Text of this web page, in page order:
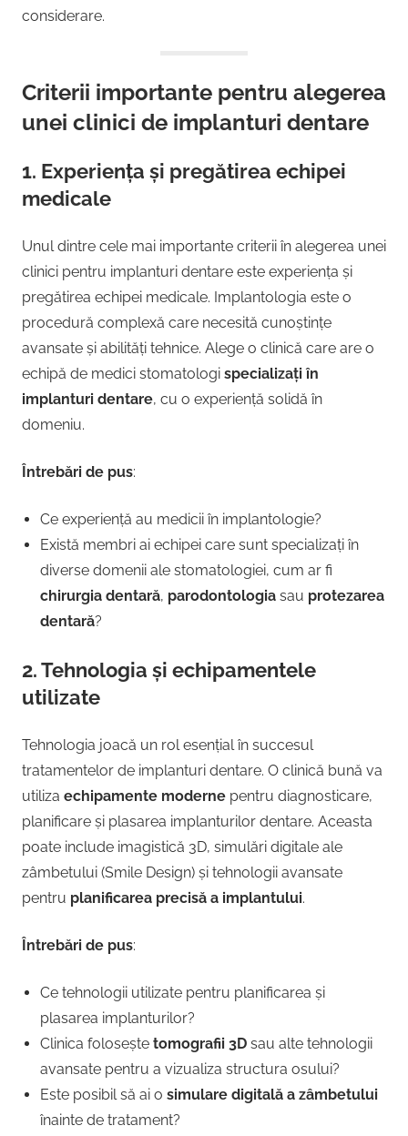
considerare.
Criterii importante pentru alegerea
unei clinici de implanturi dentare
1. Experiența și pregătirea echipei
medicale
Unul dintre cele mai importante criterii în alegerea unei
clinici pentru implanturi dentare este experiența și
pregătirea echipei medicale. Implantologia este o
procedură complexă care necesită cunoștințe
avansate și abilități tehnice. Alege o clinică care are o
echipă de medici stomatologi specializați în
implanturi dentare, cu o experiență solidă în
domeniu.
Întrebări de pus:
Ce experiență au medicii în implantologie?
Există membri ai echipei care sunt specializați în
diverse domenii ale stomatologiei, cum ar fi
chirurgia dentară, parodontologia sau protezarea
dentară?
2.Tehnologia și echipamentele
utilizate
Tehnologia joacă un rol esențial în succesul
tratamentelor de implanturi dentare. O clinică bună va
utiliza echipamente moderne pentru diagnosticare,
planificare și plasarea implanturilor dentare. Aceasta
poate include imagistică 3D, simulări digitale ale
zâmbetului (Smile Design) și tehnologii avansate
pentru planificarea precisă a implantului.
Întrebări de pus:
Ce tehnologii utilizate pentru planificarea și
plasarea implanturilor?
Clinica folosește tomografii 3D sau alte tehnologii
avansate pentru a vizualiza structura osului?
Este posibil să ai o simulare digitală a zâmbetului
înainte de tratament?